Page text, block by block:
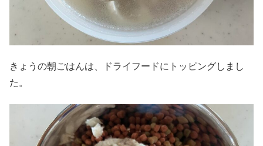
きょうの朝ごはんは、ドライフードにトッピングしまし
た。